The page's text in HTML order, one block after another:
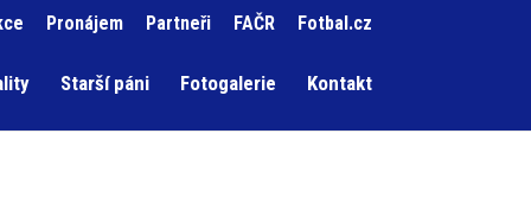
Pronájem Partneři FAČR Fotbal.cz
Starší páni Fotogalerie Kontakt